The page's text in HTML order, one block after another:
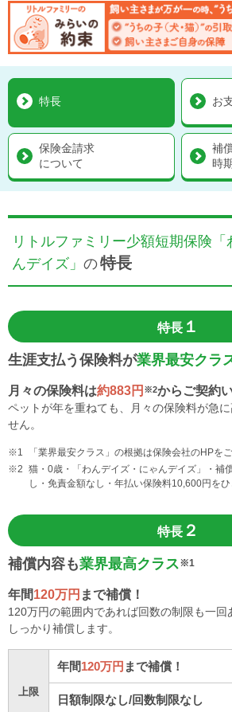
特長 お
保険金請求
について
補
時
リトルファミリー少額短期保険「
んデイズ」 の特長
特長 １
生涯支払う保険料が業界最安クラ
月々の保険料は約883円 ※2からご契約
ペットが年を重ねても、月々の保険料が急
せん。
「業界最安クラス」の根拠は保険会社のHPを
猫・0歳・「わんデイズ・にゃんデイズ」・補
し・免責金額なし・年払い保険料10,600円を
特長 ２
補償内容も業界最高クラス※1
年間120万円 まで補償！
120万円の範囲内であれば回数の制限も一回
しっかり補償します。
上限
年間120万円 まで補償！
日額制限なし/回数制限なし